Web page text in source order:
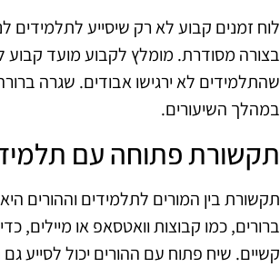
לוח זמנים קבוע לא רק שיסייע
בצורה מסודרת. מומלץ לקבוע מועד קבוע
שהתלמידים לא ירגישו אבודים. שגרה
במהלך השיעורים.
תקשורת פתוחה עם
תקשורת בין המורים לתלמידים וההורים
ברורים, כמו קבוצות וואטסאפ או מיילים,
קשיים. שיח פתוח עם ההורים יכול לסייע